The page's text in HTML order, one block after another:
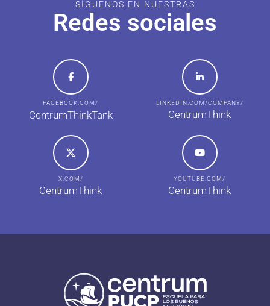
SÍGUENOS EN NUESTRAS
Redes sociales
FACEBOOK.COM/
CentrumThinkTank
LINKEDIN.COM/COMPANY/
CentrumThink
X.COM/
CentrumThink
YOUTUBE.COM/
CentrumThink